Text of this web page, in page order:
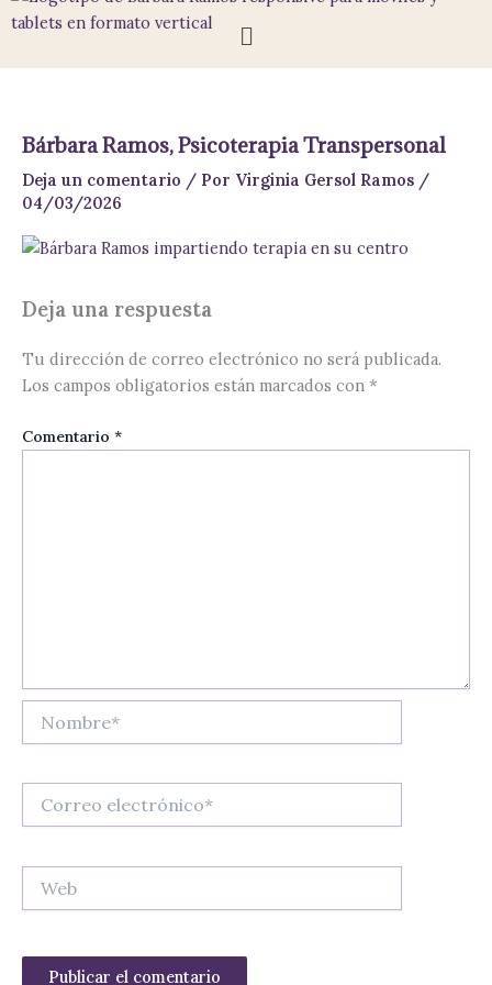
contenido
Menú
Bárbara Ramos, Psicoterapia Transpersonal
Deja un comentario / Por Virginia Gersol Ramos /
04/03/2026
Deja una respuesta
Tu dirección de correo electrónico no será publicada.
Los campos obligatorios están marcados con *
Comentario *
electrónico*